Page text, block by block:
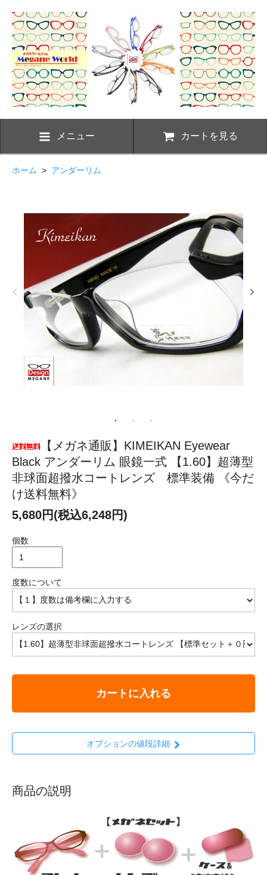
メニュー カートを見る
ホーム > アンダーリム
【メガネ通販】KIMEIKAN Eyewear
Black アンダーリム 眼鏡一式 【1.60】超薄型
非球面超撥水コートレンズ 標準装備 《今だ
け送料無料》
5,680円(税込6,248円)
個数
度数について
レンズの選択
カートに入れる
オプションの値段詳細
商品の説明